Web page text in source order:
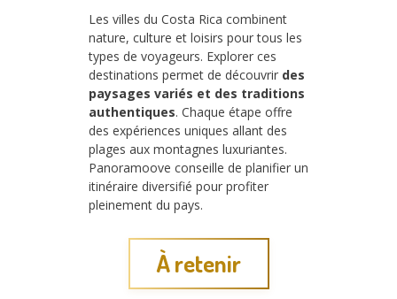
Les villes du Costa Rica combinent
nature, culture et loisirs pour tous les
types de voyageurs. Explorer ces
destinations permet de découvrir des
paysages variés et des traditions
authentiques. Chaque étape offre
des expériences uniques allant des
plages aux montagnes luxuriantes.
Panoramoove conseille de planifier un
itinéraire diversifié pour profiter
pleinement du pays.
À retenir